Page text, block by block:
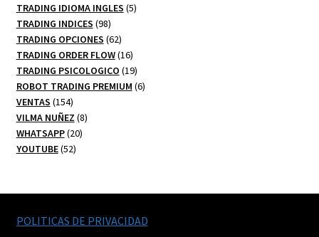
productos
TRADING IDIOMA INGLES 55
TRADING INDICES 9898
productos
TRADING OPCIONES 6262
productos
TRADING ORDER FLOW 1616
productos
TRADING PSICOLOGICO 1919
productos
ROBOT TRADING PREMIUM 66
VENTAS 154154
productos
VILMA NUÑEZ 88
WHATSAPP 2020
YOUTUBE 5252
POLITICAS DE PRIVACIDAD